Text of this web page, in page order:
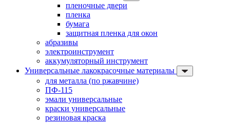
пленочные двери
пленка
бумага
защитная пленка для окон
абразивы
электроинструмент
аккумуляторный инструмент
Универсальные лакокрасочные материалы
для металла (по ржавчине)
ПФ-115
эмали универсальные
краски универсальные
резиновая краска